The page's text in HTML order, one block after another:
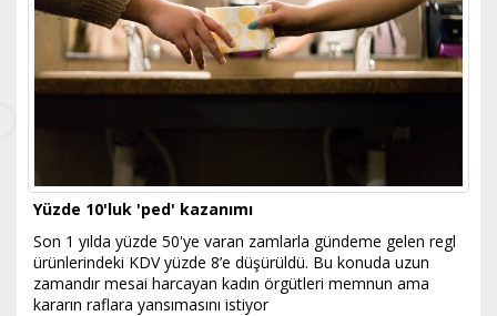
Yüzde 10'luk 'ped' kazanımı
​Son 1 yılda yüzde 50'ye varan zamlarla gündeme gelen regl
ürünlerindeki KDV yüzde 8’e düşürüldü. Bu konuda uzun
zamandır mesai harcayan kadın örgütleri memnun ama
kararın raflara yansımasını istiyor